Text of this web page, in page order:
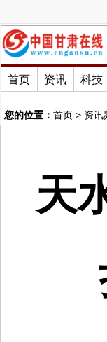
首页 资讯 科技
您的位置： 首页 > 资讯
天